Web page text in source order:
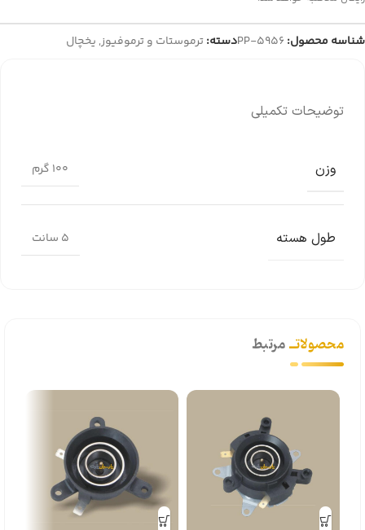
شناسه محصول: PP-5956دسته:ترموستات و ترموفیوز, یخچال
توضیحات تکمیلی
وزن 100 گرم
طول هسته 5 سانت
محصولاتــمرتبط